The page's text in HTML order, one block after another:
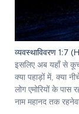
व्यवस्थाविवरण 1:7
इसलिए अब यहाँ से कूच
क्या पहाड़ों में, क्या
लोग एमोरियों के
नाम महानद तक